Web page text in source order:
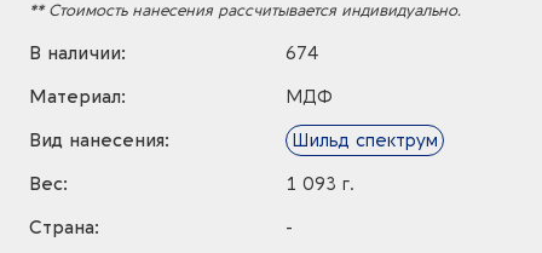
** Стоимость нанесения рассчитывается индивидуально.
В наличии:
674
Материал:
МДФ
Вид нанесения:
Шильд спектрум
Вес:
1 093 г.
Страна:
-